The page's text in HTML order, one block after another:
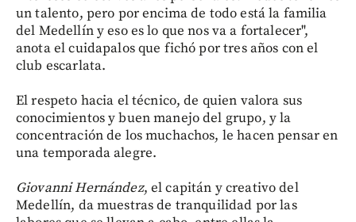
un talento, pero por encima de todo está la familia
del Medellín y eso es lo que nos va a fortalecer",
anota el cuidapalos que fichó por tres años con el
club escarlata.
El respeto hacia el técnico, de quien valora sus
conocimientos y buen manejo del grupo, y la
concentración de los muchachos, le hacen pensar en
una temporada alegre.
Giovanni Hernández, el capitán y creativo del
Medellín, da muestras de tranquilidad por las